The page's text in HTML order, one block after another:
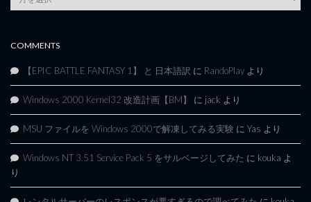
Archives
COMMENTS
【EPIC BATTLE FANTASY 1】 と 日本語訳 に RandoPlay より
Windows 2000 Kernel32 改造計画【BM】 に jack より
MSU ファイルを Windows 2000で解凍してみる実験 に Yas より
Windows NT 3.51 Service Pack 5 をサルベージしてみた に kouka よ
り